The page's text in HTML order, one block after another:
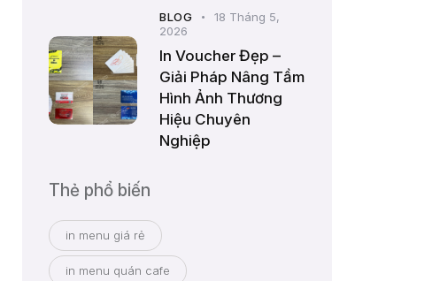
BLOG
18 Tháng 5,
2026
In Voucher Đẹp –
Giải Pháp Nâng Tầm
Hình Ảnh Thương
Hiệu Chuyên
Nghiệp
Thẻ phổ biến
in menu giá rẻ
in menu quán cafe